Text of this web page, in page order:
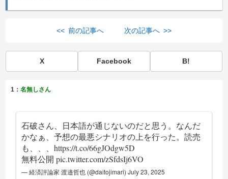
<< 前の記事へ 次の記事へ >>
X Facebook B!
1：名無しさん
石破さん、日本語が通じないのだと思う。なんだ
かなぁ、予想の最悪シナリオの上を行った。読売
も、、、https://t.co/66gJOdgw5D
無料公開pic.twitter.com/zSfdsIj6VO
— 経済評論家 渡邉哲也 (@daitojimari)July 23, 2025